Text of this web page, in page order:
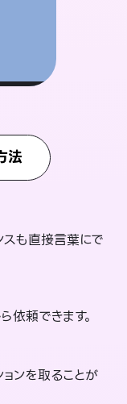
法
も直接言葉にで
依頼できます。
ンを取ることが